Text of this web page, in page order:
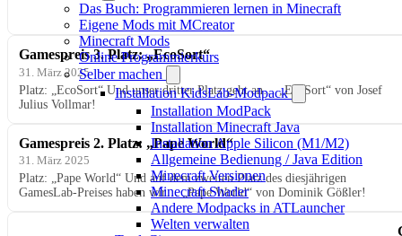
Das Buch: Programmieren lernen in Minecraft
Eigene Mods mit MCreator
Minecraft Mods
Online Programmierkurs
Selber machen
Installation KidsLab-Modpack
Installation ModPack
Installation Minecraft Java
Installation Apple Silicon (M1/M2)
Allgemeine Bedienung / Java Edition
Minecraft Versionen
Minecraft Shader
Andere Modpacks in ATLauncher
Welten verwalten
Gamespreis 3. Platz: „EcoSort“
31. März 2025
Platz: „EcoSort“ Und unser dritter Platz geht an… „EcoSort“ von Josef
Julius Vollmar!
Gamespreis 2. Platz: „Pape World“
31. März 2025
Platz: „Pape World“ Und auf dem zweiten Platz des diesjährigen
GamesLab-Preises haben wir… „Pape World“ von Dominik Gößler!